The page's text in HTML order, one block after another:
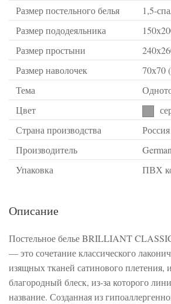
Размер постельного белья
1,5-
Размер пододеяльника
Размер простыни
Размер наволочек
70х70
Тема
Цвет
Страна производства
Россия
Производитель
Упаковка
ПВХ
Описание
Постельное белье BRILLIANT
— это сочетание классического
изящных тканей сатинового
благородный блеск, из-за которого
название. Созданная из